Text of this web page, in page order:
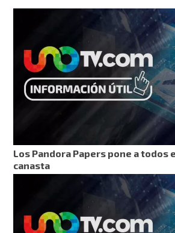
Los Pandora Papers pone a todos
canasta